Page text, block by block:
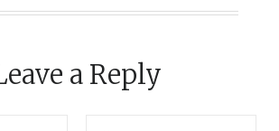
a Reply